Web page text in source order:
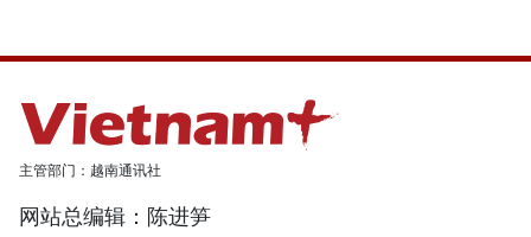
主管部门：越南通讯社
网站总编辑：陈进笋